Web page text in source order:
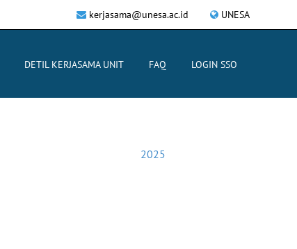
UNESA
kerjasama@unesa.ac.id
DETIL KERJASAMA UNIT FAQ LOGIN SSO
2025